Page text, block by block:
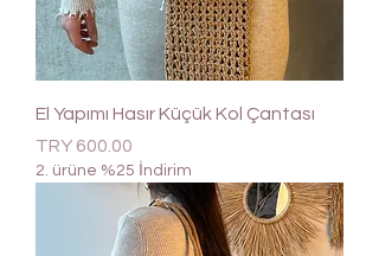
El Yapımı Hasır Küçük Kol Çantası
Price
TRY 600.00
2. ürüne %25 İndirim